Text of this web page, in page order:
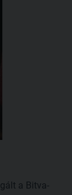
a Bitva-